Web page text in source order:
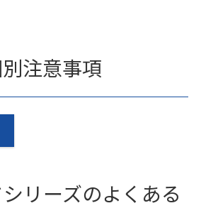
注意事項
リーズのよくある